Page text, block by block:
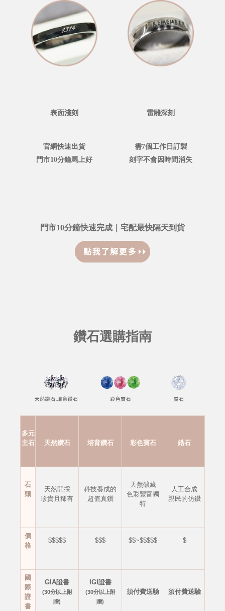
表面淺刻
官網快速出貨
門市10分鐘馬上好
雷雕深刻
需7個工作日訂製
刻字不會因時間消失
門市10分鐘快速完成｜宅配最快隔天到貨
鑽石選購指南
多元
主石
天然鑽石 培育鑽石 彩色寶石 鋯石
石
頭
天然開採
珍貴且稀有
科技養成的
超值真鑽
天然礦藏
色彩豐富獨
特
人工合成
親民的仿鑽
價
格
$$$$$ $$$ $$~$$$$$ $
國
際
證
書
GIA證書
(30分以上附
贈)
IGI證書
(30分以上附
贈)
須付費送驗 須付費送驗